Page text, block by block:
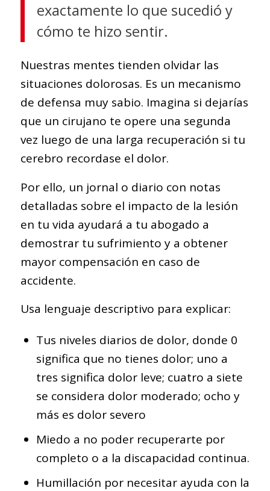
exactamente lo que sucedió y
cómo te hizo sentir.
Nuestras mentes tienden olvidar las
situaciones dolorosas. Es un mecanismo
de defensa muy sabio. Imagina si dejarías
que un cirujano te opere una segunda
vez luego de una larga recuperación si tu
cerebro recordase el dolor.
Por ello, un jornal o diario con notas
detalladas sobre el impacto de la lesión
en tu vida ayudará a tu abogado a
demostrar tu sufrimiento y a obtener
mayor compensación en caso de
accidente.
Usa lenguaje descriptivo para explicar:
Tus niveles diarios de dolor, donde 0
significa que no tienes dolor; uno a
tres significa dolor leve; cuatro a siete
se considera dolor moderado; ocho y
más es dolor severo
Miedo a no poder recuperarte por
completo o a la discapacidad continua.
Humillación por necesitar ayuda con la